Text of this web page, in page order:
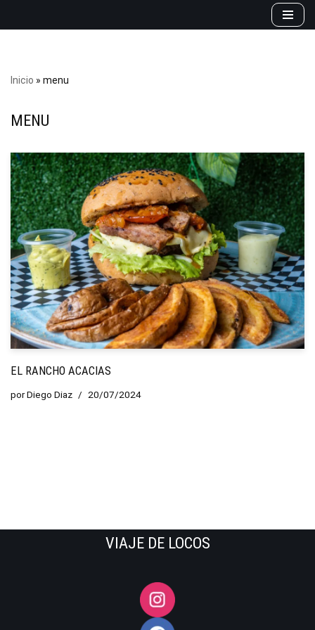
Inicio » menu
MENU
EL RANCHO ACACIAS
porDiego Diaz 20/07/2024
VIAJE DE LOCOS